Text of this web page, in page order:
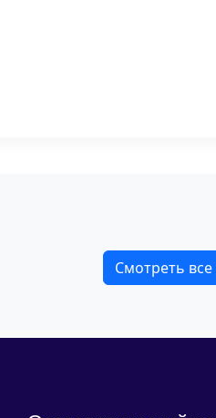
Смотреть все